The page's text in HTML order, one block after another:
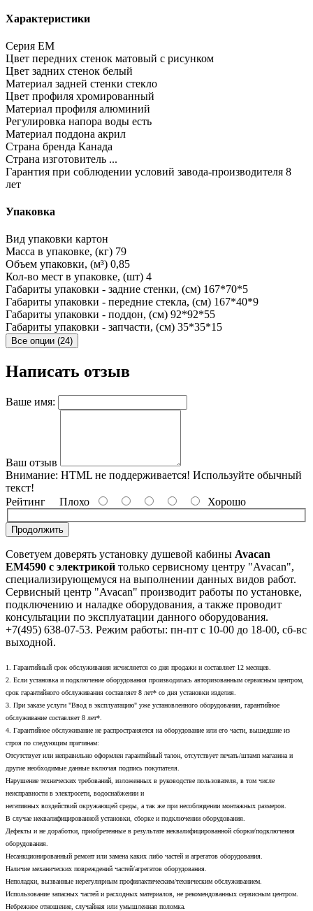
Характеристики
Серия EM
Цвет передних стенок матовый с рисунком
Цвет задних стенок белый
Материал задней стенки стекло
Цвет профиля хромированный
Материал профиля алюминий
Регулировка напора воды есть
Материал поддона акрил
Страна бренда Канада
Страна изготовитель ...
Гарантия при соблюдении условий завода-производителя 8
лет
Упаковка
Вид упаковки картон
Масса в упаковке, (кг) 79
Объем упаковки, (м³) 0,85
Кол-во мест в упаковке, (шт) 4
Габариты упаковки - задние стенки, (см) 167*70*5
Габариты упаковки - передние стекла, (см) 167*40*9
Габариты упаковки - поддон, (см) 92*92*55
Габариты упаковки - запчасти, (см) 35*35*15
Все опции (24)
Написать отзыв
Ваше имя:
Ваш отзыв
Внимание: HTML не поддерживается! Используйте обычный
текст!
Рейтинг Плохо Хорошо
Продолжить
Советуем доверять установку душевой кабины Avacan
EM4590 с электрикой только сервисному центру "Avacan",
специализирующемуся на выполнении данных видов работ.
Сервисный центр "Avacan" производит работы по установке,
подключению и наладке оборудования, а также проводит
консультации по эксплуатации данного оборудования.
+7(495) 638-07-53. Режим работы: пн-пт с 10-00 до 18-00, сб-вс
выходной.
1. Гарантийный срок обслуживания исчисляется со дня продажи и составляет 12 месяцев.
2. Если установка и подключение оборудования производилась авторизованным сервисным центром,
срок гарантийного обслуживания составляет 8 лет* со дня установки изделия.
3. При заказе услуги "Ввод в эксплуатацию" уже установленного оборудования, гарантийное
обслуживание составляет 8 лет*.
4. Гарантийное обслуживание не распространяется на оборудование или его части, вышедшие из
строя по следующим причинам:
Отсутствует или неправильно оформлен гарантийный талон, отсутствует печать/штамп магазина и
другие необходимые данные включая подпись покупателя.
Нарушение технических требований, изложенных в руководстве пользователя, в том числе
неисправности в электросети, водоснабжении и
негативных воздействий окружающей среды, а так же при несоблюдении монтажных размеров.
В случае неквалифицированной установки, сборке и подключении оборудования.
Дефекты и не доработки, приобретенные в результате неквалифицированной сборки/подключения
оборудования.
Несанкционированный ремонт или замена каких либо частей и агрегатов оборудования.
Наличие механических повреждений частей/агрегатов оборудования.
Неполадки, вызванные нерегулярным профилактическим/техническим обслуживанием.
Использование запасных частей и расходных материалов, не рекомендованных сервисным центром.
Небрежное отношение, случайная или умышленная поломка.